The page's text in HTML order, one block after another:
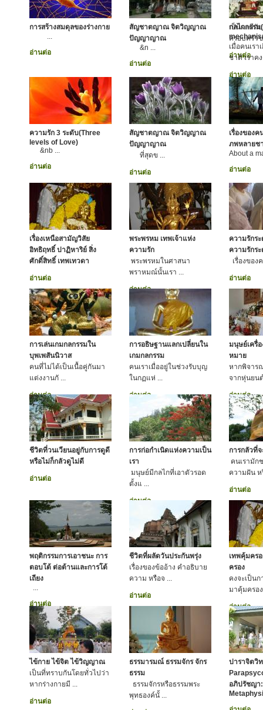
ของเราให้
ยถากรรม
เป็นผลดีกั
ครอบครัวข
อ่านต่อ
การสร้างสมดุลของร่างกาย
...
อ่านต่อ
สัญชาตญาณ จิตวิญญาณ
ปัญญาญาณ
&n ...
อ่านต่อ
กลไกกรร
เมื่อคนเร
ชาติ เราค
อ่านต่อ
ความรัก 3 ระดับ(Three
levels of Love)
&nb ...
อ่านต่อ
สัญชาตญาณ จิตวิญญาณ
ปัญญาญาณ
ที่สุดข ...
อ่านต่อ
เรื่องของ
ภพหลายช
About a
อ่านต่อ
เรื่องเหนือสามัญวิสัย
อิทธิฤทธิ์ ปาฏิหาริย์ สิ่ง
ศักดิ์สิทธิ์ เทพเทวดา
อ่านต่อ
พระพรหม เทพเจ้าแห่ง
ความรัก
พระพรหมในศาสนา
พราหมณ์นั้นเรา ...
อ่านต่อ
ความรักร
ความรักร
เรื่องของ
อ่านต่อ
การเล่นเกมกลกรรมใน
บุพเพสันนิวาส
คนที่ไม่ได้เป็นเนื้อคู่กันมา
แต่งงานกั ...
อ่านต่อ
การอธิษฐานแลกเปลี่ยนใน
เกมกลกรรม
คนเราเมื่ออยู่ในช่วงรับบุญ
ในกฏแห่ ...
อ่านต่อ
มนุษย์เครื่
หมาย
หากพิจาร
จากหุ่นยน
อ่านต่อ
ชีวิตที่วนเวียนอยู่กับการดูดี
หรือไม่ก็กลัวดูไม่ดี
อ่านต่อ
การก่อกำเนิดแห่งความเป็น
เรา
มนุษย์มีกลไกที่เอาตัวรอด
ตั้งแ ...
อ่านต่อ
การกลัวที่จ
คนเรามัก
ความฝัน ห
อ่านต่อ
พฤติกรรมการเอาชนะ การ
ตอบโต้ ต่อต้านและการโต้
เถียง
...
อ่านต่อ
ชีวิตที่ผลัดวันประกันพรุ่ง
เรื่องของข้ออ้าง คำอธิบาย
ความ หรือจ ...
อ่านต่อ
เทพคุ้มคร
ครอง
คงจะเป็น
มาคุ้มครอง
อ่านต่อ
ไข้กาย ไข้จิต ไข้วิญญาณ
เป็นที่ทราบกันโดยทั่วไปว่า
หากร่างกายมี ...
อ่านต่อ
ธรรมารมณ์ ธรรมจักร จักร
ธรรม
ธรรมจักรหรือธรรมพระ
พุทธองค์นั้ ...
ปาราจิตวิ
อภิปรัชญา